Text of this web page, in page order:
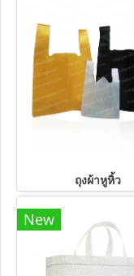
ถุงผ้าหูหิ้ว
New